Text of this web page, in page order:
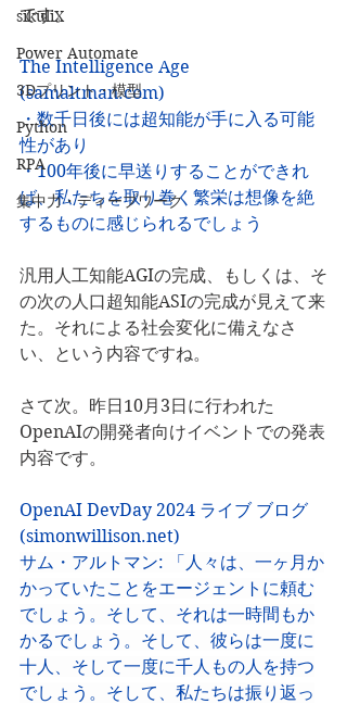
sikuliX
Power Automate
3Dプリント・模型
Python
RPA
集中力・ディープワーク
です。
The Intelligence Age
(samaltman.com)
・数千日後には超知能が手に入る可能
性があり
・100年後に早送りすることができれ
ば、私たちを取り巻く繁栄は想像を絶
するものに感じられるでしょう
汎用人工知能AGIの完成、もしくは、そ
の次の人口超知能ASIの完成が見えて来
た。それによる社会変化に備えなさ
い、という内容ですね。
さて次。昨日10月3日に行われた
OpenAIの開発者向けイベントでの発表
内容です。
OpenAI DevDay 2024 ライブ ブログ
(simonwillison.net)
サム・アルトマン: 「人々は、一ヶ月か
かっていたことをエージェントに頼む
でしょう。そして、それは一時間もか
かるでしょう。そして、彼らは一度に
十人、そして一度に千人もの人を持つ
でしょう。そして、私たちは振り返っ